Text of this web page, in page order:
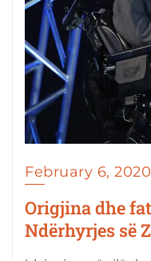
February 6, 2020
Origjina dhe
Ndërhyrjes së